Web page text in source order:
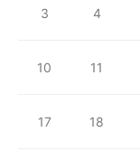
3 4
10 11
17 18